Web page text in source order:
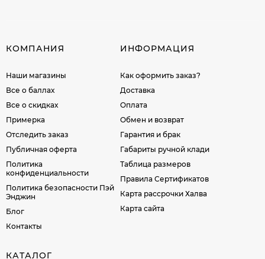
КОМПАНИЯ
Наши магазины
Все о баллах
Все о скидках
Примерка
Отследить заказ
Публичная оферта
Политика
конфиденциальности
Политика безопасности Пэй
Энджин
Блог
Контакты
ИНФОРМАЦИЯ
Как оформить заказ?
Доставка
Оплата
Обмен и возврат
Гарантия и брак
Габариты ручной клади
Таблица размеров
Правила Сертификатов
Карта рассрочки Халва
Карта сайта
КАТАЛОГ